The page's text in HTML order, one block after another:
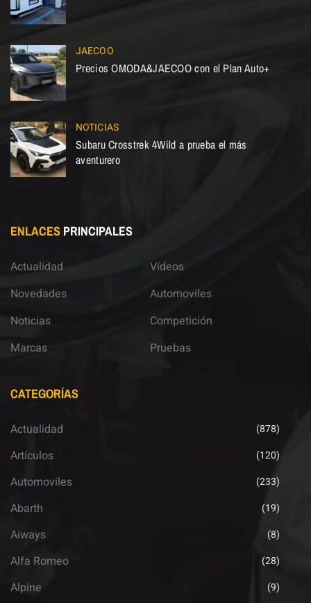
JAECOO
Precios OMODA&JAECOO con el Plan Auto+
NOTICIAS
Subaru Crosstrek 4Wild a prueba el más
aventurero
ENLACES PRINCIPALES
Actualidad
Novedades
Noticias
Marcas
Vídeos
Automoviles
Competición
Pruebas
CATEGORÍAS
Actualidad (878)
Artículos (120)
Automoviles (233)
Abarth (19)
Aiways (8)
Alfa Romeo (28)
Alpine (9)